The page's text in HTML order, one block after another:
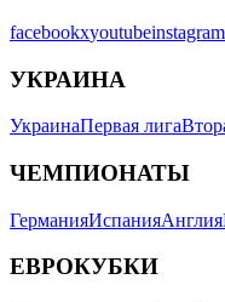
facebookxyoutubeinstagram
УКРАИНА
УкраинаПервая лига
ЧЕМПИОНАТЫ
ГерманияИспанияАнглия
ЕВРОКУБКИ